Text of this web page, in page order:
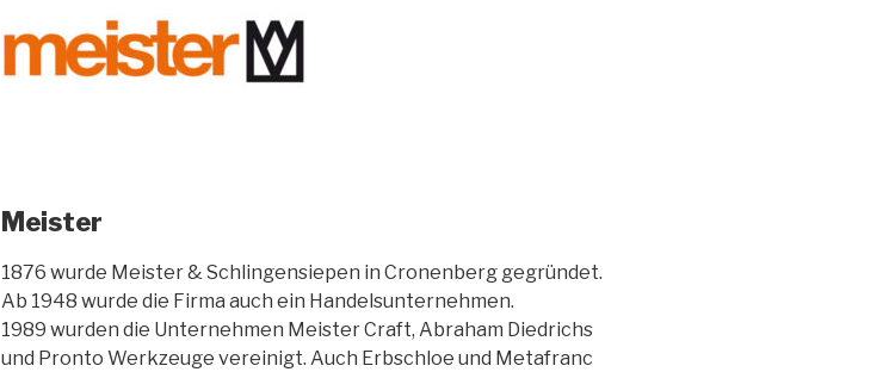
Meister
1876 wurde Meister & Schlingensiepen in Cronenberg gegründet.
Ab 1948 wurde die Firma auch ein Handelsunternehmen.
1989 wurden die Unternehmen Meister Craft, Abraham Diedrichs
und Pronto Werkzeuge vereinigt. Auch Erbschloe und Metafranc